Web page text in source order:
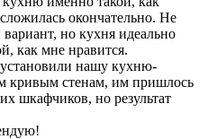
окончательно. Не
но кухня идеально
как мне нравится.
нашу кухню-
кривым стенам, им пришлось
шкафчиков, но результат